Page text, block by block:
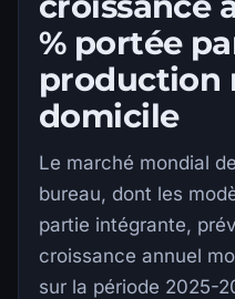
% portée
production
domicile
Le marché mondial
bureau, dont les
partie intégrante,
croissance annuel
sur la période 2025-